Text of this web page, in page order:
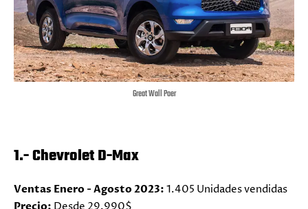
Great Wall Poer
1.- Chevrolet D-Max
Ventas Enero - Agosto 2023: 1.405 Unidades vendidas
Precio: